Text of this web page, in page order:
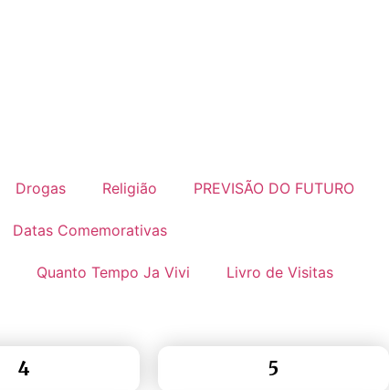
Drogas Religião PREVISÃO DO FUTURO
Datas Comemorativas
Quanto Tempo Ja Vivi Livro de Visitas
4 5